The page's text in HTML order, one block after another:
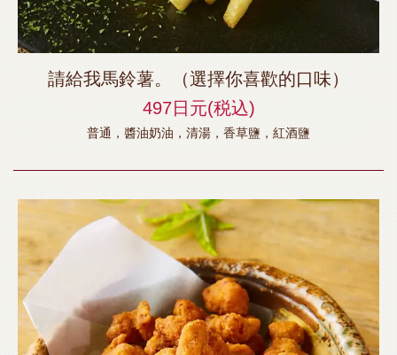
請給我馬鈴薯。（選擇你喜歡的口味）
497日元(税込)
普通，醬油奶油，清湯，香草鹽，紅酒鹽